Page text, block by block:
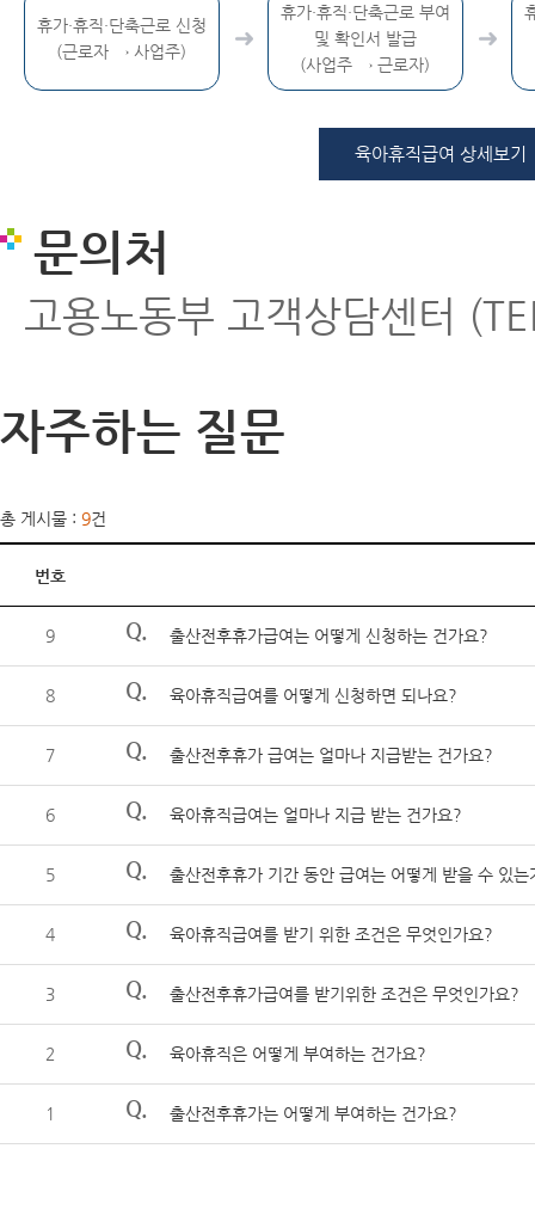
휴가·휴직·단축근로 신청
(근로자 → 사업주)
휴가·휴직·단축근로 부여
및 확인서 발급
(사업주 → 근로자)
육아휴직급여 상세보기
문의처
고용노동부 고객상담센터
자주하는 질문
총 게시물 : 9건
번호
9 Q. 출산전후휴가급여는 어떻게 신청하는 건가요?
8 Q. 육아휴직급여를 어떻게 신청하면 되나요?
7 Q. 출산전후휴가 급여는 얼마나 지급받는 건가요?
6 Q. 육아휴직급여는 얼마나 지급 받는 건가요?
5 Q. 출산전후휴가 기간 동안 급여는 어떻게 받을 수 있는
4 Q. 육아휴직급여를 받기 위한 조건은 무엇인가요?
3 Q. 출산전후휴가급여를 받기위한 조건은 무엇인가요?
2 Q. 육아휴직은 어떻게 부여하는 건가요?
1 Q. 출산전후휴가는 어떻게 부여하는 건가요?